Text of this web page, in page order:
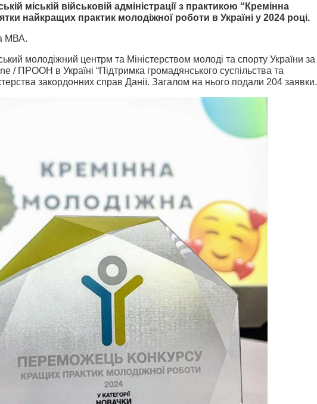
міській військовій адміністрації з практикою “Кремінна
найкращих практик молодіжної роботи в Україні у 2024 році.
МВА.
молодіжний центрм та Міністерством молоді та спорту України за
/ ПРООН в Україні “Підтримка громадянського суспільства та
закордонних справ Данії. Загалом на нього подали 204 заявки.